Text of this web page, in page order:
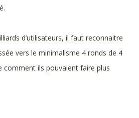
d’utilisateurs, il faut reconnaitre
vers le minimalisme 4 ronds de 4
comment ils pouvaient faire plus